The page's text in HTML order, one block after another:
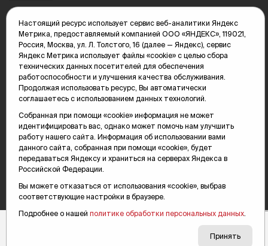
kika@vsluh.ru
По вопросам рекламы:
(3452) 68-89-78
kotovaev@sibinformburo.ru
mim@vsluh.ru
© 2000-2026 Тюменская интернет-газета «Вслух.ру»
Настоящий ресурс использует сервис веб-аналитики Яндекс
Метрика, предоставляемый компанией ООО «ЯНДЕКС», 119021,
Россия, Москва, ул. Л. Толстого, 16 (далее — Яндекс), сервис
Яндекс Метрика использует файлы «cookie» с целью сбора
технических данных посетителей для обеспечения
работоспособности и улучшения качества обслуживания.
Продолжая использовать ресурс, Вы автоматически
соглашаетесь с использованием данных технологий.
Собранная при помощи «cookie» информация не может
идентифицировать вас, однако может помочь нам улучшить
работу нашего сайта. Информация об использовании вами
данного сайта, собранная при помощи «cookie», будет
передаваться Яндексу и храниться на серверах Яндекса в
Российской Федерации.
Вы можете отказаться от использования «cookie», выбрав
соответствующие настройки в браузере.
Подробнее о нашей политике обработки персональных данных
Принять